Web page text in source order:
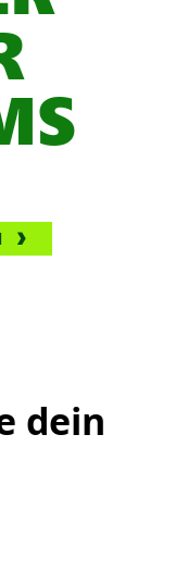
dein